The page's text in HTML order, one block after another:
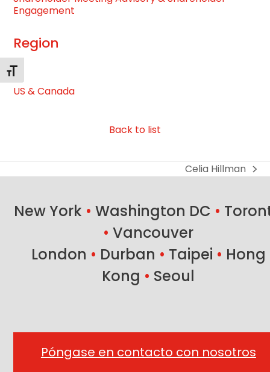
Alternar tamaño de letra
Engagement
Region
US & Canada
Back to list
next
Celia Hillman
New York • Washington DC •
• Vancouver
London • Durban • Taipei • Hong
Kong • Seoul
Póngase en contacto con nosotros